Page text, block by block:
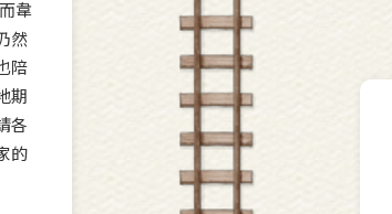
韋
然
陪
期
各
的